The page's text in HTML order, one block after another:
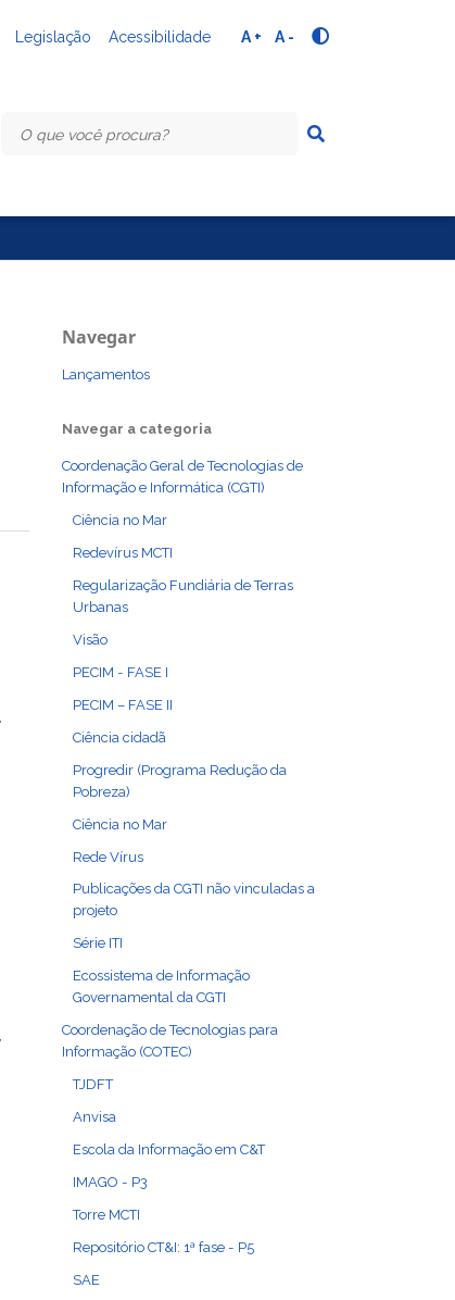
Legislação Acessibilidade A + A -
Navegar
Lançamentos
Navegar a categoria
Coordenação Geral de Tecnologias de
Informação e Informática (CGTI)
Ciência no Mar
Redevírus MCTI
Regularização Fundiária de Terras
Urbanas
Visão
PECIM - FASE I
PECIM – FASE II
Ciência cidadã
Progredir (Programa Redução da
Pobreza)
Ciência no Mar
Rede Vírus
Publicações da CGTI não vinculadas a
projeto
Série ITI
Ecossistema de Informação
Governamental da CGTI
Coordenação de Tecnologias para
Informação (COTEC)
TJDFT
Anvisa
Escola da Informação em C&T
IMAGO - P3
Torre MCTI
Repositório CT&I: 1ª fase - P5
SAE